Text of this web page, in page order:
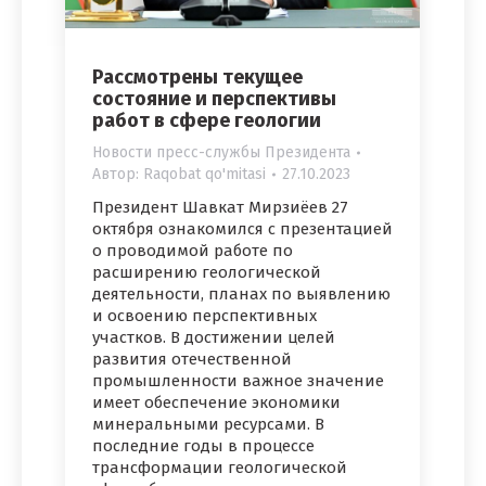
Рассмотрены текущее
состояние и перспективы
работ в сфере геологии
Новости пресс-службы Президента
Автор: Raqobat qo'mitasi 27.10.2023
Президент Шавкат Мирзиёев 27
октября ознакомился с презентацией
о проводимой работе по
расширению геологической
деятельности, планах по выявлению
и освоению перспективных
участков. В достижении целей
развития отечественной
промышленности важное значение
имеет обеспечение экономики
минеральными ресурсами. В
последние годы в процессе
трансформации геологической